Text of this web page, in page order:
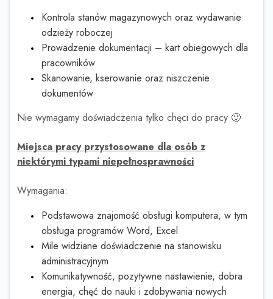
Kontrola stanów magazynowych oraz wydawanie
odzieży roboczej
Prowadzenie dokumentacji – kart obiegowych dla
pracowników
Skanowanie, kserowanie oraz niszczenie
dokumentów
Nie wymagamy doświadczenia tylko chęci do pracy 🙂
Miejsca pracy przystosowane dla osób z
niektórymi typami niepełnosprawności
Wymagania:
Podstawowa znajomość obsługi komputera, w tym
obsługa programów Word, Excel
Mile widziane doświadczenie na stanowisku
administracyjnym
Komunikatywność, pozytywne nastawienie, dobra
energia, chęć do nauki i zdobywania nowych